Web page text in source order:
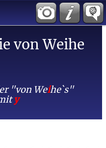
von Weihe
"von Weihe`s"
y